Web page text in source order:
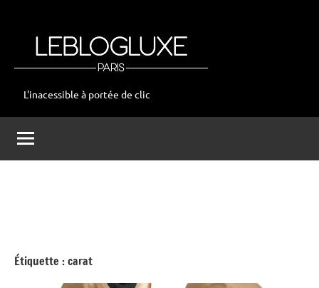
leblogluxe
L'inacessible à portée de clic
Étiquette :carat